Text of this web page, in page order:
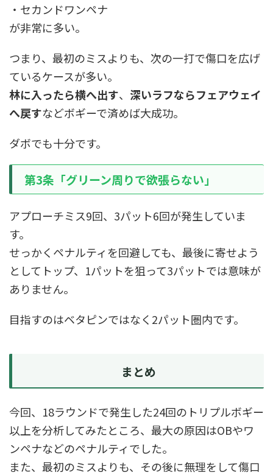
・セカンドワンペナ
が非常に多い。
つまり、最初のミスよりも、次の一打で傷口を広げ
ているケースが多い。
林に入ったら横へ出す、 深いラフならフェアウェイ
へ戻すなどボギーで済めば大成功。
ダボでも十分です。
第3条「グリーン周りで欲張らない」
アプローチミス9回、3パット6回が発生していま
す。
せっかくペナルティを回避しても、最後に寄せよう
としてトップ、1パットを狙って3パットでは意味が
ありません。
目指すのはベタピンではなく2パット圏内です。
まとめ
今回、18ラウンドで発生した24回のトリプルボギー
以上を分析してみたところ、最大の原因はOBやワ
ンペナなどのペナルティでした。
また、最初のミスよりも、その後に無理をして傷口